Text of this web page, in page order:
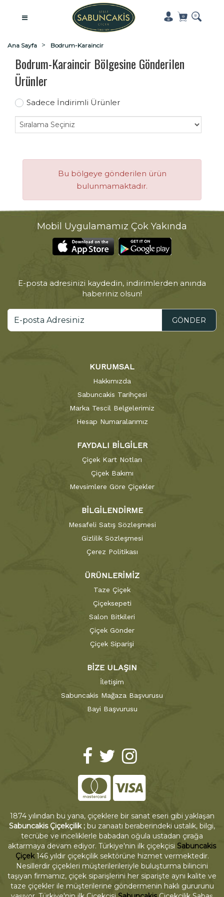
Ana Sayfa Bodrum-Karaincir
Bodrum-Karaincir Bölgesine Gönderilen
Ürünler
Sadece İndirimli Ürünler
Bu bölgeye gönderilen ürün
bulunmamaktadır.
Mobil Uygulamamız Çok Yakında
E-posta adresinizi kaydedin, indirimlerden anında
haberiniz olsun!
GÖNDER
KURUMSAL
Hakkımızda
Sabuncakis Tarihçesi
Marka Tescil Belgelerimiz
Hesap Numaralarımız
FAYDALI BİLGİLER
Çiçek Kart Notları
Çiçek Bakımı
Mevsimlere Göre Çiçekler
BİLGİLENDİRME
Mesafeli Satış Sözleşmesi
Gizlilik Sözleşmesi
Çerez Politikası
ÜRÜNLERİMİZ
Taze Çiçek
Çiçeksepeti
Salon Bitkileri
Çiçek Gönder
Çiçek Siparişi
BİZE ULAŞIN
İletişim
Sabuncakis Mağaza Başvurusu
Bayi Başvurusu
1874 yılından bu yana, çiçeklere bir sanat eseri gibi yaklaşan
Sabuncakis Çiçekçilik ; bu zanaatı beraberindeki ustalık, bilgi,
tecrübe ve inceliklerle babadan oğula ustadan çırağa
aktarmaya devam ediyor. Türkiye'nin ilk çiçekçisi Sabuncakis
Çiçek146 yıldır çiçekçilik sektörüne hizmet vermektedir.
Nesillerdir çiçekleri müşterilerileriyle buluşturma bilincini
taşıyan firmamız, çiçek siparişlerini her siparişte aynı kalite ve
taze çiçekler ile müşterilerine göndermenin haklı gururunu